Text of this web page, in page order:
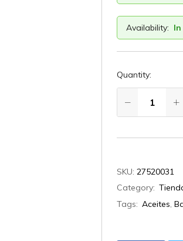
Availability:
Quantity:
SKU:27520031
Category:
Tags: Aceites,